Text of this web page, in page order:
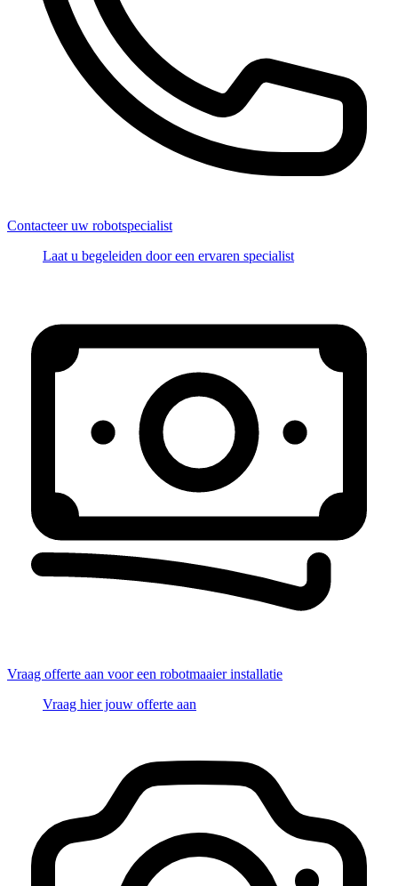
Contacteer uw robotspecialist
Laat u begeleiden door een ervaren specialist
Vraag offerte aan voor een robotmaaier installatie
Vraag hier jouw offerte aan